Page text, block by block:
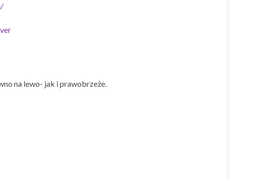
na lewo- jak i prawobrzeże.